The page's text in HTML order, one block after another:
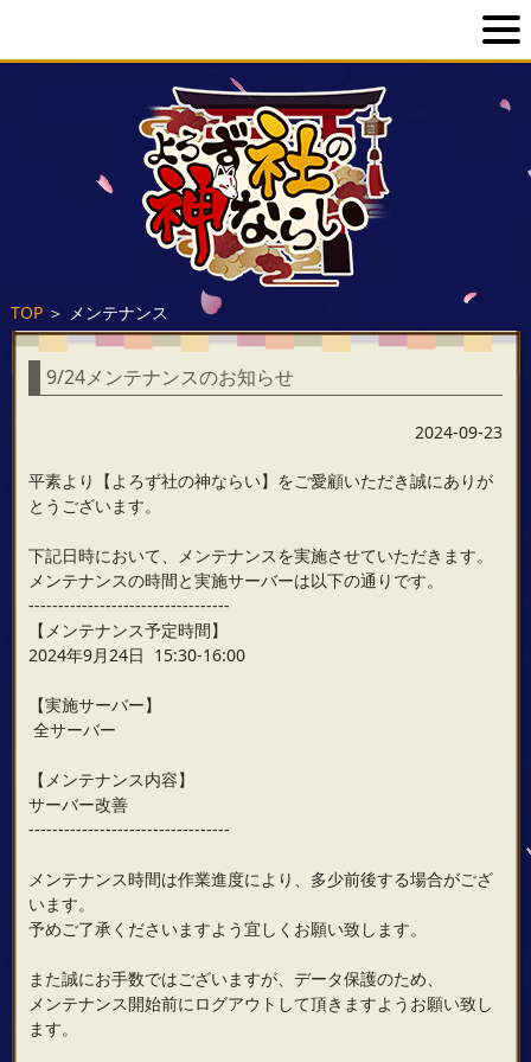
TOP＞ メンテナンス
9/24メンテナンスのお知らせ
2024-09-23
平素より【よろず社の神ならい】をご愛顧いただき誠にありが
とうございます。
下記日時において、メンテナンスを実施させていただきます。
メンテナンスの時間と実施サーバーは以下の通りです。
----------------------------------
【メンテナンス予定時間】
2024年9月24日 15:30-16:00
【実施サーバー】
全サーバー
【メンテナンス内容】
サーバー改善
----------------------------------
メンテナンス時間は作業進度により、多少前後する場合がござ
います。
予めご了承くださいますよう宜しくお願い致します。
また誠にお手数ではございますが、データ保護のため、
メンテナンス開始前にログアウトして頂きますようお願い致し
ます。